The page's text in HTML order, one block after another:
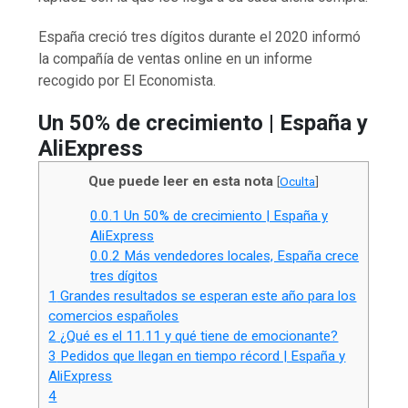
España creció tres dígitos durante el 2020 informó
la compañía de ventas online en un informe
recogido por El Economista.
Un 50% de crecimiento | España y
AliExpress
Que puede leer en esta nota [Oculta]
0.0.1 Un 50% de crecimiento | España y
AliExpress
0.0.2 Más vendedores locales, España crece
tres dígitos
1 Grandes resultados se esperan este año para los
comercios españoles
2 ¿Qué es el 11.11 y qué tiene de emocionante?
3 Pedidos que llegan en tiempo récord | España y
AliExpress
4